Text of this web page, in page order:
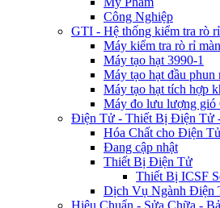
Công Nghiệp
GTI - Hệ thống kiểm tra rò
Máy kiểm tra rò rỉ
Máy tạo hạt 3990-1
Máy tạo hạt đầu phun
Máy tạo hạt tích hợp
Máy đo lưu lượng gió
Điện Tử - Thiết Bị Điện Tử
Hóa Chất cho Điện
Đang cập nhật
Thiết Bị Điện Tử
Thiết Bị ICSF
Dịch Vụ Ngành Điện
Hiệu Chuẩn - Sửa Chữa -